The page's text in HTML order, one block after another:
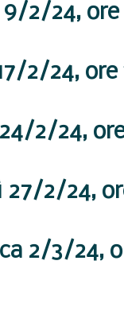
2/24,
2/24, ore
2/24, ore
2/24,
2/3/24,